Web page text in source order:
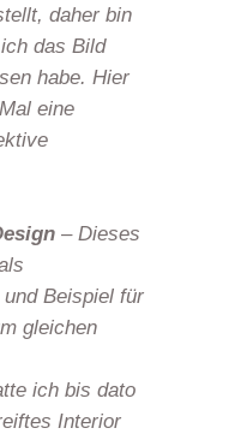
daher bin
das Bild
habe. Hier
eine
– Dieses
Beispiel für
gleichen
ich bis dato
Interior